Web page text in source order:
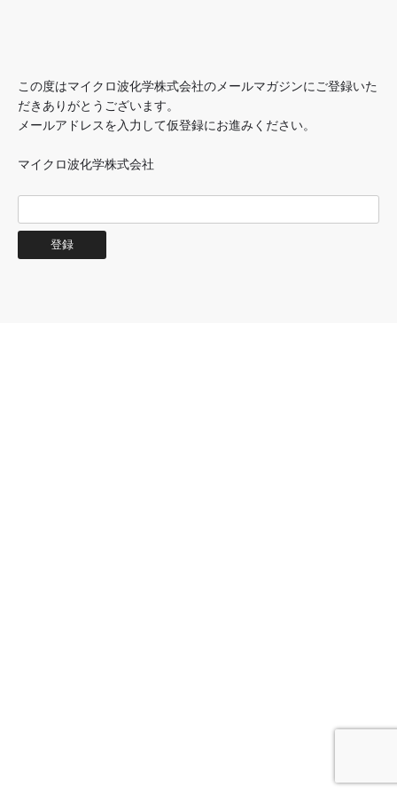
この度はマイクロ波化学株式会社のメールマガジンにご登録いた
だきありがとうございます。
メールアドレスを入力して仮登録にお進みください。
マイクロ波化学株式会社